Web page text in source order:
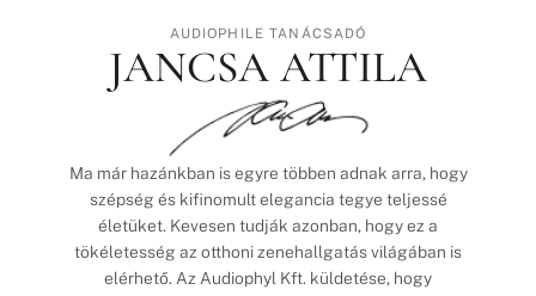
AUDIOPHILE TANÁCSADÓ
JANCSA ATTILA
Ma már hazánkban is egyre többen adnak arra, hogy
szépség és kifinomult elegancia tegye teljessé
életüket. Kevesen tudják azonban, hogy ez a
tökéletesség az otthoni zenehallgatás világában is
elérhető. Az Audiophyl Kft. küldetése, hogy